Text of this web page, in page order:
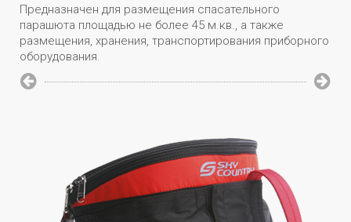
Предназначен для размещения спасательного
парашюта площадью не более 45 м.кв., а также
размещения, хранения, транспортирования приборного
оборудования.